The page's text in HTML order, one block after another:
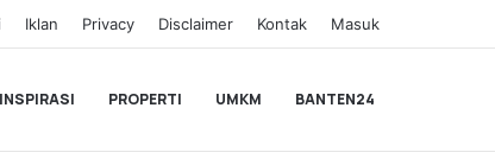
Iklan Privacy Disclaimer Kontak Masuk
INSPIRASI PROPERTI UMKM BANTEN24